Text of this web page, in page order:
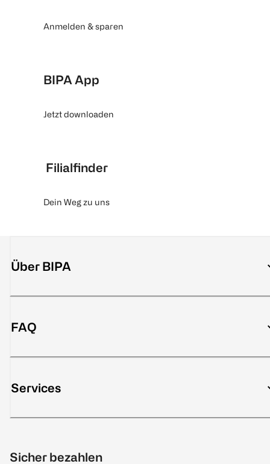
Anmelden & sparen
BIPA App
Jetzt downloaden
Filialfinder
Dein Weg zu uns
Über BIPA
FAQ
Services
Sicher bezahlen